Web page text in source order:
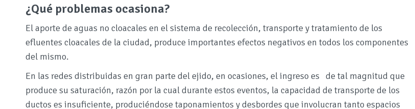
¿Qué problemas ocasiona?
El aporte de aguas no cloacales en el sistema de recolección, transporte y tratamiento de los
efluentes cloacales de la ciudad, produce importantes efectos negativos en todos los componentes
del mismo.
En las redes distribuidas en gran parte del ejido, en ocasiones, el ingreso es de tal magnitud que
produce su saturación, razón por la cual durante estos eventos, la capacidad de transporte de los
ductos es insuficiente, produciéndose taponamientos y desbordes que involucran tanto espacios